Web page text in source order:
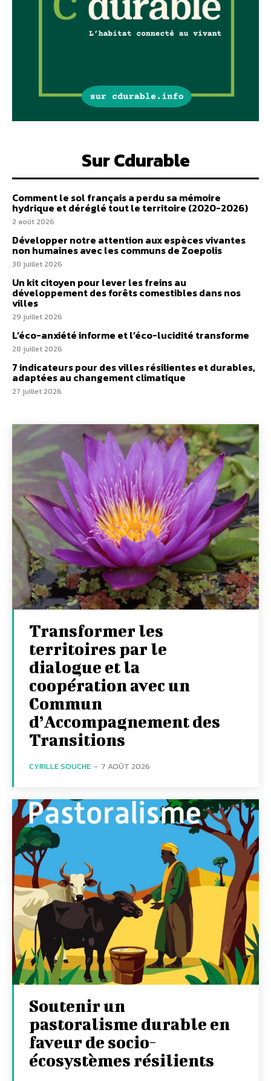
Sur Cdurable
Comment le sol français a perdu sa mémoire
hydrique et déréglé tout le territoire (2020-2026)
2 août 2026
Développer notre attention aux espèces vivantes
non humaines avec les communs de Zoepolis
30 juillet 2026
Un kit citoyen pour lever les freins au
développement des forêts comestibles dans nos
villes
29 juillet 2026
L’éco-anxiété informe et l’éco-lucidité transforme
28 juillet 2026
7 indicateurs pour des villes résilientes et durables,
adaptées au changement climatique
27 juillet 2026
Transformer les
territoires par le
dialogue et la
coopération avec un
Commun
d’Accompagnement des
Transitions
CYRILLE SOUCHE - 7 AOÛT 2026
Soutenir un
pastoralisme durable en
faveur de socio-
écosystèmes résilients